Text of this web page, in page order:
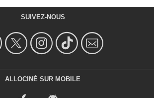
SUIVEZ-NOUS
ALLOCINÉ SUR MOBILE